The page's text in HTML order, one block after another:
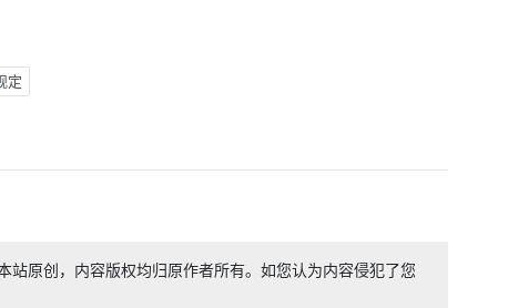
定
站原创，内容版权均归原作者所有。如您认为内容侵犯了您